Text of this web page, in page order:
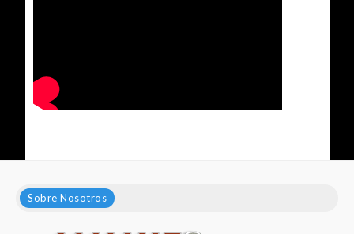
Sobre Nosotros